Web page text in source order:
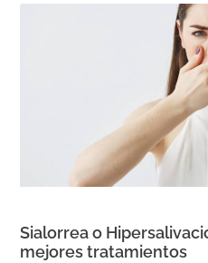
Sialorrea o
mejores tratamientos